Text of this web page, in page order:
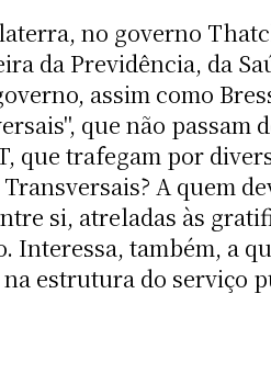
no governo
da Previdência, da
assim como
que não passam
que trafegam por
A quem
si, atreladas às
também, a
estrutura do serviço